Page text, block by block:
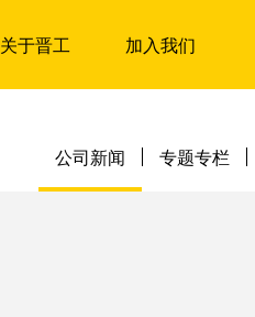
关于晋工 加入我们
公司新闻 专题专栏